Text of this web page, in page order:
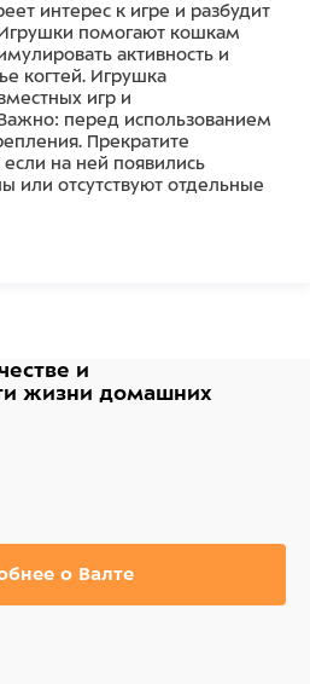
интерес к игре и разбудит
помогают кошкам
активность и
когтей. Игрушка
игр и
перед использованием
Прекратите
если на ней появились
или отсутствуют отдельные
и
жизни домашних
о Валте